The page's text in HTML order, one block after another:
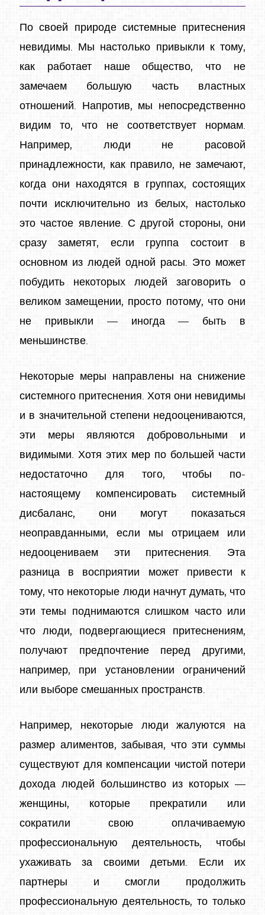
По своей природе системные притеснения
невидимы. Мы настолько привыкли к тому,
как работает наше общество, что не
замечаем большую часть властных
отношений. Напротив, мы непосредственно
видим то, что не соответствует нормам.
Например, люди не расовой
принадлежности, как правило, не замечают,
когда они находятся в группах, состоящих
почти исключительно из белых, настолько
это частое явление. С другой стороны, они
сразу заметят, если группа состоит в
основном из людей одной расы. Это может
побудить некоторых людей заговорить о
великом замещении, просто потому, что они
не привыкли — иногда — быть в
меньшинстве.
Некоторые меры направлены на снижение
системного притеснения. Хотя они невидимы
и в значительной степени недооцениваются,
эти меры являются добровольными и
видимыми. Хотя этих мер по большей части
недостаточно для того, чтобы по-
настоящему компенсировать системный
дисбаланс, они могут показаться
неоправданными, если мы отрицаем или
недооцениваем эти притеснения. Эта
разница в восприятии может привести к
тому, что некоторые люди начнут думать, что
эти темы поднимаются слишком часто или
что люди, подвергающиеся притеснениям,
получают предпочтение перед другими,
например, при установлении ограничений
или выборе смешанных пространств.
Например, некоторые люди жалуются на
размер алиментов, забывая, что эти суммы
существуют для компенсации чистой потери
дохода людей большинство из которых —
женщины, которые прекратили или
сократили свою оплачиваемую
профессиональную деятельность, чтобы
ухаживать за своими детьми. Если их
партнеры и смогли продолжить
профессиональную деятельность, то только